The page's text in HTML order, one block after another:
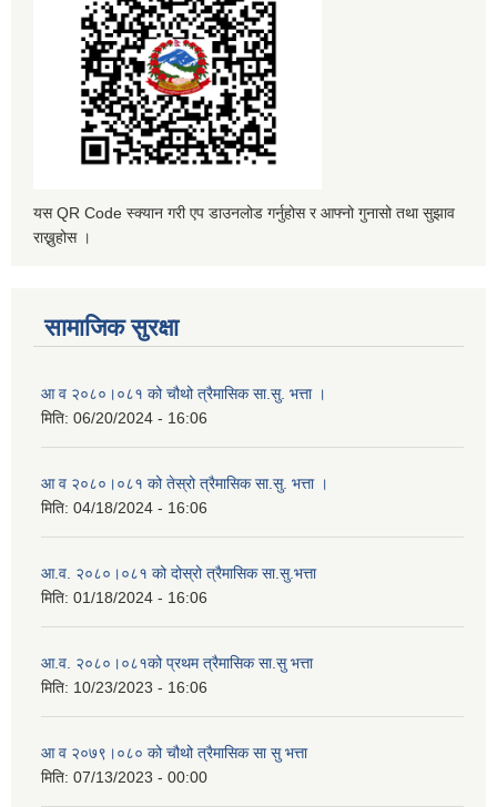
यस QR Code स्क्यान गरी एप डाउनलोड गर्नुहोस र आफ्नो गुनासो तथा सुझाव
राख्नुहोस ।
सामाजिक सुरक्षा
आ व २०८०।०८१ को चौथो त्रैमासिक सा.सु. भत्ता ।
मिति: 06/20/2024 - 16:06
आ व २०८०।०८१ को तेस्रो त्रैमासिक सा.सु. भत्ता ।
मिति: 04/18/2024 - 16:06
आ.व. २०८०।०८१ को दोस्रो त्रैमासिक सा.सु.भत्ता
मिति: 01/18/2024 - 16:06
आ.व. २०८०।०८१को प्रथम त्रैमासिक सा.सु भत्ता
मिति: 10/23/2023 - 16:06
आ व २०७९।०८० को चौथो त्रैमासिक सा सु भत्ता
मिति: 07/13/2023 - 00:00